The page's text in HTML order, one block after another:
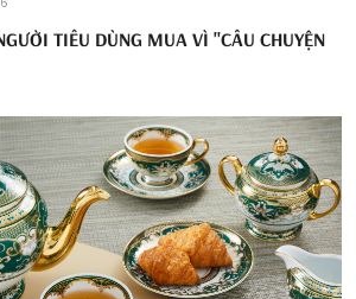
TIÊU DÙNG MUA VÌ "CÂU CHUYỆN